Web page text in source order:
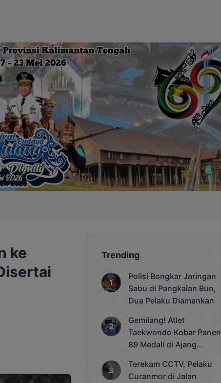
ke
Trending
Polisi Bongkar Jaringan
Sabu di Pangkalan Bun,
Dua Pelaku Diamankan
Gemilang! Atlet
Taekwondo Kobar Panen
89 Medali di Ajang
Cup 2025
Terekam CCTV, Pelaku
Curanmor di Jalan